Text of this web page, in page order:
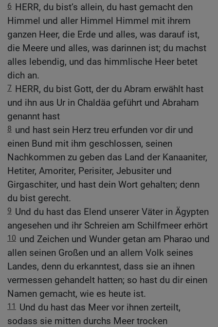
6 HERR, du bist’s allein, du hast gemacht den
Himmel und aller Himmel Himmel mit ihrem
ganzen Heer, die Erde und alles, was darauf ist,
die Meere und alles, was darinnen ist; du machst
alles lebendig, und das himmlische Heer betet
dich an.
7 HERR, du bist Gott, der du Abram erwählt hast
und ihn aus Ur in Chaldäa geführt und Abraham
genannt hast
8 und hast sein Herz treu erfunden vor dir und
einen Bund mit ihm geschlossen, seinen
Nachkommen zu geben das Land der Kanaaniter,
Hetiter, Amoriter, Perisiter, Jebusiter und
Girgaschiter, und hast dein Wort gehalten; denn
du bist gerecht.
9 Und du hast das Elend unserer Väter in Ägypten
angesehen und ihr Schreien am Schilfmeer erhört
10 und Zeichen und Wunder getan am Pharao und
allen seinen Großen und an allem Volk seines
Landes, denn du erkanntest, dass sie an ihnen
vermessen gehandelt hatten; so hast du dir einen
Namen gemacht, wie es heute ist.
11
Und du hast das Meer vor ihnen zerteilt,
sodass sie mitten durchs Meer trocken